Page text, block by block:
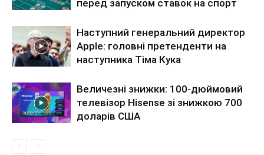
перед запуском ставок на спорт
Наступний генеральний директор
Apple: головні претенденти на
наступника Тіма Кука
Величезні знижки: 100-дюймовий
телевізор Hisense зі знижкою 700
доларів США